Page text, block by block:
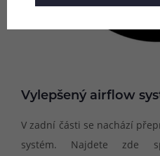
Vylepšený airflow
V zadní části se nachází
systém. Najdete zde